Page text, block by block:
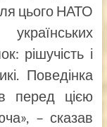
цього НАТО
рішучість і
Поведінка
перед цією
– сказав